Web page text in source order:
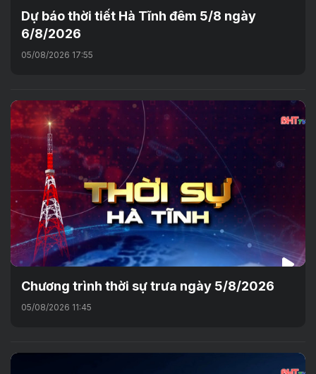
Dự báo thời tiết Hà Tĩnh đêm 5/8 ngày
6/8/2026
05/08/2026 17:55
Chương trình thời sự trưa ngày 5/8/2026
05/08/2026 11:45